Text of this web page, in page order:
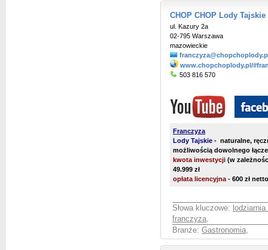
CHOP CHOP Lody Tajskie
ul. Kazury 2a
02-795 Warszawa
mazowieckie
www.chopchoplody.pl/
503 816 570
Franczyza
Lody Tajskie - naturalne,
możliwością dowolnego
kwota inwestycji (w
49.999 zł
opłata licencyjna - 600 zł
Słowa kluczowe:
franczyza,
Branże: Gastronomia,